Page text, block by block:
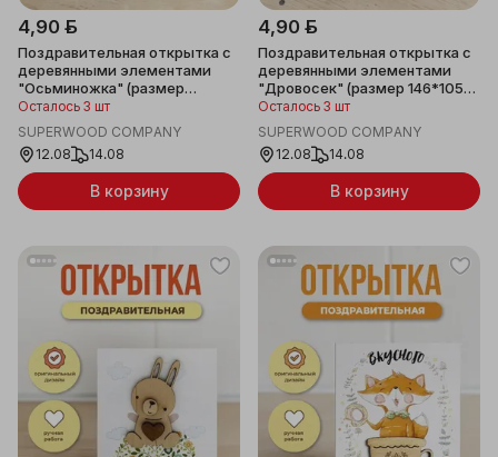
4,90 ƃ
Поздравительная открытка с
деревянными элементами
"Осьминожка" (размер
146*105 мм)
Осталось 3 шт
SUPERWOOD COMPANY
12.08
14.08
В корзину
4,90 ƃ
Поздравительная открытка с
деревянными элементами
"Дровосек" (размер 146*105
мм)
Осталось 3 шт
SUPERWOOD COMPANY
12.08
14.08
В корзину